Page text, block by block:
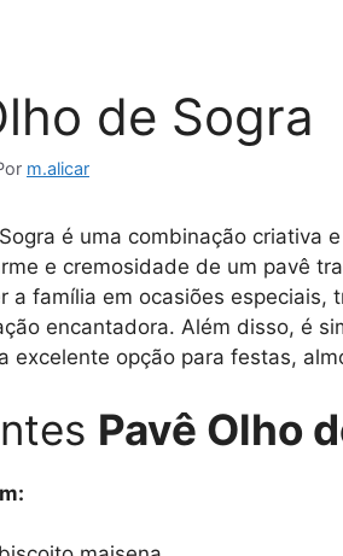
de Sogra
m.alicar
é uma combinação criativa
e cremosidade de um pavê
a família em ocasiões
encantadora. Além disso, é
excelente opção para festas,
Pavê Olho